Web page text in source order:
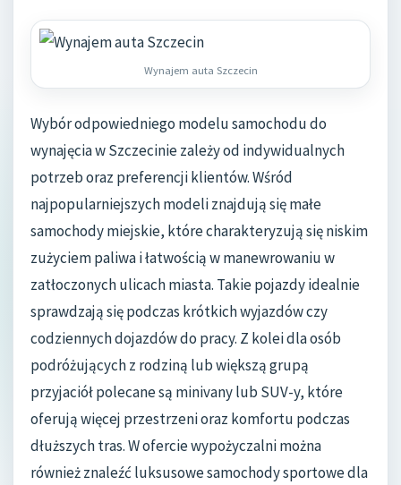
Wynajem auta Szczecin
Wybór odpowiedniego modelu samochodu do
wynajęcia w Szczecinie zależy od indywidualnych
potrzeb oraz preferencji klientów. Wśród
najpopularniejszych modeli znajdują się małe
samochody miejskie, które charakteryzują się niskim
zużyciem paliwa i łatwością w manewrowaniu w
zatłoczonych ulicach miasta. Takie pojazdy idealnie
sprawdzają się podczas krótkich wyjazdów czy
codziennych dojazdów do pracy. Z kolei dla osób
podróżujących z rodziną lub większą grupą
przyjaciół polecane są minivany lub SUV-y, które
oferują więcej przestrzeni oraz komfortu podczas
dłuższych tras. W ofercie wypożyczalni można
również znaleźć luksusowe samochody sportowe dla